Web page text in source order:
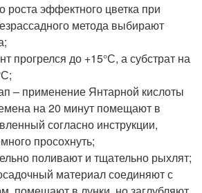
роста эффектного цветка при
метода выбирают
прогрелся до +15°С, а субстрат на
– применение Янтарной кислоты
на 20 минут помещают в
согласно инструкции,
просохнуть;
поливают и тщательно рыхлят;
материал соединяют с